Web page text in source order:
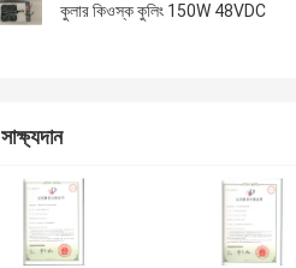
কুলার কিওস্ক কুলিং 150W 48VDC
সাক্ষ্যদান